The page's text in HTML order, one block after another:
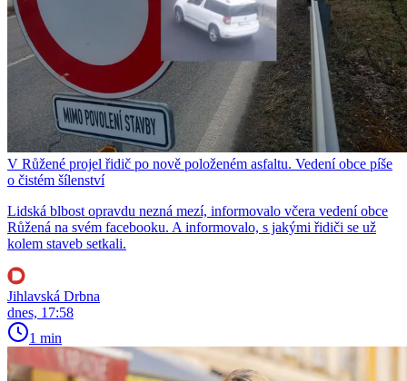
V Růžené projel řidič po nově položeném asfaltu. Vedení obce píše
o čistém šílenství
Lidská blbost opravdu nezná mezí, informovalo včera vedení obce
Růžená na svém facebooku. A informovalo, s jakými řidiči se už
kolem staveb setkali.
Jihlavská Drbna
dnes, 17:58
1 min